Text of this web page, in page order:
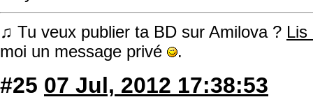
♫ Tu veux publier ta BD sur Amilova ? Lis
moi un message privé
.
#25 07 Jul, 2012 17:38:53